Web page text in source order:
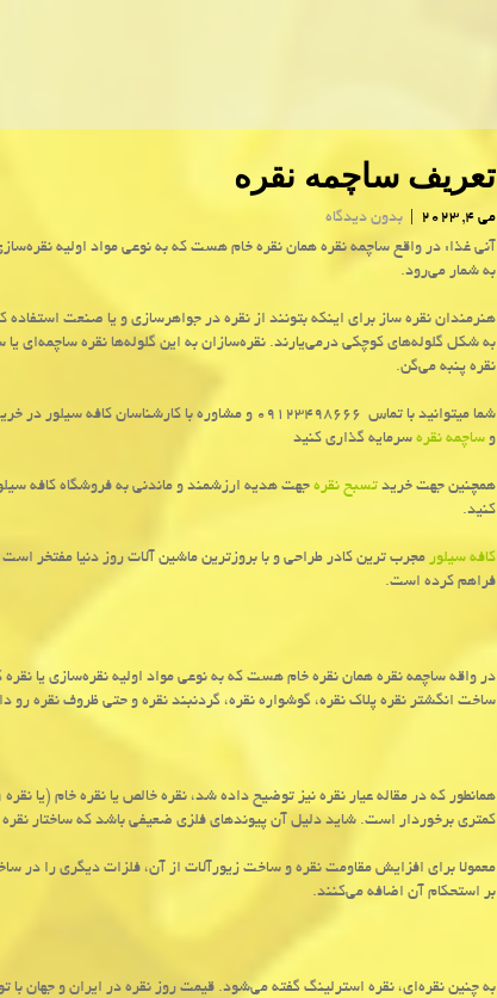
تعریف ساچمه نقره
می 4, 2023
بدون دیدگاه
آنی غذا: در واقع ساچمه نقره همان نقره خام هست که به نوعی مواد اولیه
به شمار می‌رود.
هنرمندان نقره ساز برای اینکه بتونند از نقره در جواهرسازی و یا صنعت استفاده
به شکل گلوله‌های کوچکی درمی‌یارند. نقره‌سازان به این گلوله‌ها نقره ساچمه‌ای یا
نقره پنبه می‌گن.
شما میتوانید با تماس 09123498666 و مشاوره با کارشناسان کافه سیلور در خرید
و ساچمه نقره سرمایه گذاری کنید
همچنین جهت خرید تسبح نقره جهت هدیه ارزشمند و ماندنی به فروشگاه کافه
کنید.
کافه سیلور مجرب ترین کادر طراحی و با بروزترین ماشین آلات روز دنیا مفتخر
فراهم کرده است.
در واقه ساچمه نقره همان نقره خام هست که به نوعی مواد اولیه نقره‌سازی یا
ساخت انگشتر نقره پلاک نقره، گوشواره نقره، گردنبند نقره و حتی ظروف نقره
کمتری برخوردار است. شاید دلیل آن پیوندهای فلزی ضعیفی باشد که ساختار
بر استحکام آن اضافه می‌کنند.
به چنین نقره‌ای، نقره استرلینگ گفته می‌شود. قیمت روز نقره در ایران و جهان